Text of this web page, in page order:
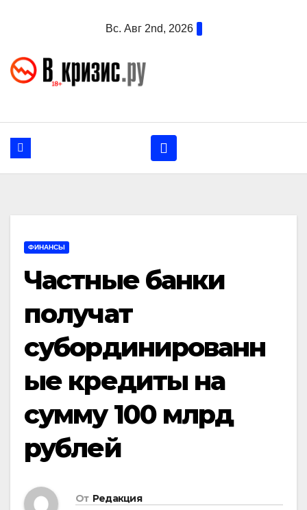
Вс. Авг 2nd, 2026
ФИНАНСЫ
Частные банки
получат
субординированн
ые кредиты на
сумму 100 млрд
рублей
От Редакция